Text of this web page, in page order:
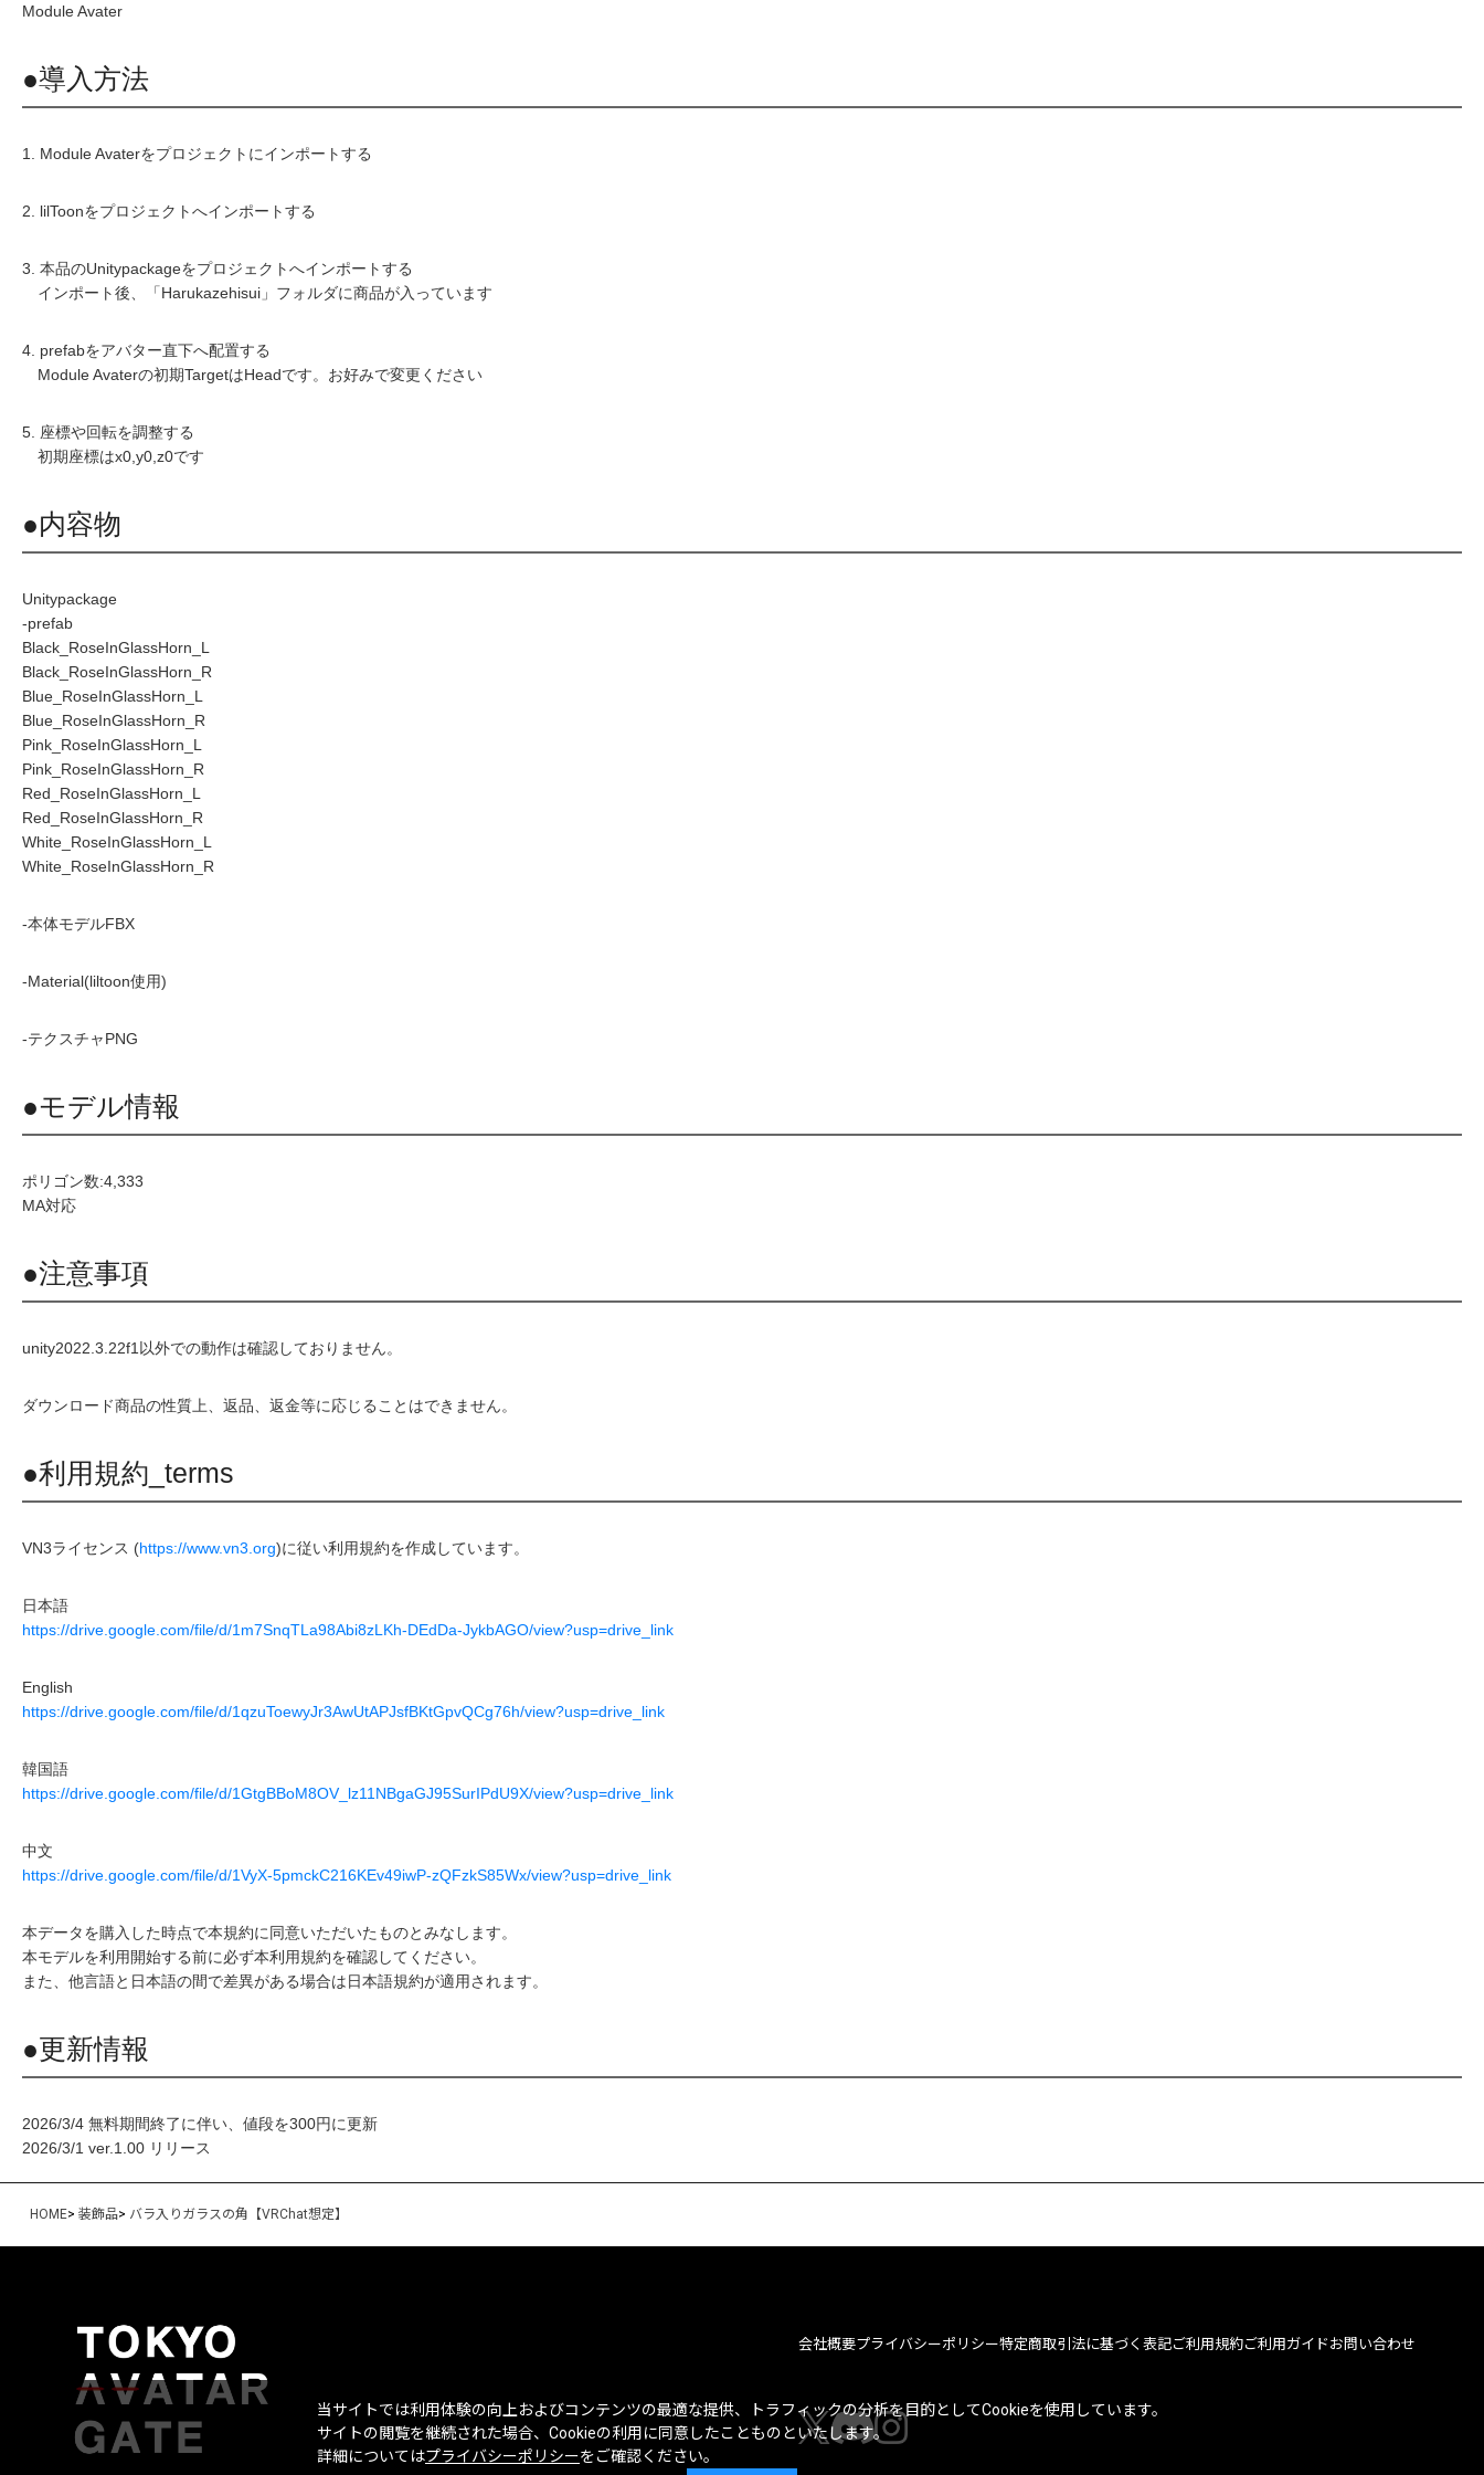
Module Avater
●導入方法
1. Module Avaterをプロジェクトにインポートする
2. lilToonをプロジェクトへインポートする
3. 本品のUnitypackageをプロジェクトへインポートする
インポート後、「Harukazehisui」フォルダに商品が入っています
4. prefabをアバター直下へ配置する
Module Avaterの初期TargetはHeadです。お好みで変更ください
5. 座標や回転を調整する
初期座標はx0,y0,z0です
●内容物
Unitypackage
-prefab
Black_RoseInGlassHorn_L
Black_RoseInGlassHorn_R
Blue_RoseInGlassHorn_L
Blue_RoseInGlassHorn_R
Pink_RoseInGlassHorn_L
Pink_RoseInGlassHorn_R
Red_RoseInGlassHorn_L
Red_RoseInGlassHorn_R
White_RoseInGlassHorn_L
White_RoseInGlassHorn_R
-本体モデルFBX
-Material(liltoon使用)
-テクスチャPNG
●モデル情報
ポリゴン数:4,333
MA対応
●注意事項
unity2022.3.22f1以外での動作は確認しておりません。
ダウンロード商品の性質上、返品、返金等に応じることはできません。
●利用規約_terms
VN3ライセンス (https://www.vn3.org)に従い利用規約を作成しています。
日本語
https://drive.google.com/file/d/1m7SnqTLa98Abi8zLKh-DEdDa-JykbAGO/view?usp=drive_link
English
https://drive.google.com/file/d/1qzuToewyJr3AwUtAPJsfBKtGpvQCg76h/view?usp=drive_link
韓国語
https://drive.google.com/file/d/1GtgBBoM8OV_lz11NBgaGJ95SurIPdU9X/view?usp=drive_link
中文
https://drive.google.com/file/d/1VyX-5pmckC216KEv49iwP-zQFzkS85Wx/view?usp=drive_link
本データを購入した時点で本規約に同意いただいたものとみなします。
本モデルを利用開始する前に必ず本利用規約を確認してください。
また、他言語と日本語の間で差異がある場合は日本語規約が適用されます。
●更新情報
2026/3/4 無料期間終了に伴い、値段を300円に更新
2026/3/1 ver.1.00 リリース
HOME> 装飾品> バラ入りガラスの角【VRChat想定】
会社概要プライバシーポリシー特定商取引法に基づく表記ご利用規約ご利用ガイド お問い合わせ
当サイトでは利用体験の向上およびコンテンツの最適な提供、トラフィックの分析を目的としてCookieを使用しています。
サイトの閲覧を継続された場合、Cookieの利用に同意したことものといたします。
詳細についてはプライバシーポリシーをご確認ください。